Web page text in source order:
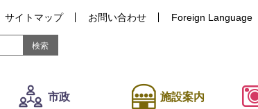
サイトマップ お問い合わせ Foreign Language
市政 施設案内